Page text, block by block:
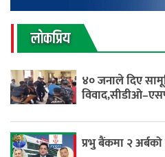
लाेकप्रिय
४० जनाले दिए
प्रभु बैंकमा २ अर्बको